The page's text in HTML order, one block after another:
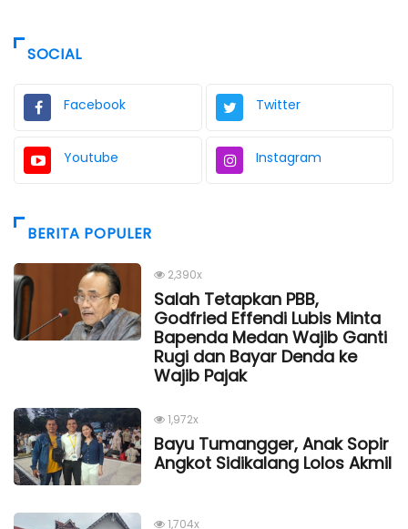
SOCIAL
Facebook Twitter
Youtube Instagram
BERITA POPULER
2,390x
Salah Tetapkan PBB,
Godfried Effendi Lubis Minta
Bapenda Medan Wajib Ganti
Rugi dan Bayar Denda ke
Wajib Pajak
1,972x
Bayu Tumangger, Anak Sopir
Angkot Sidikalang Lolos Akmil
1,704x